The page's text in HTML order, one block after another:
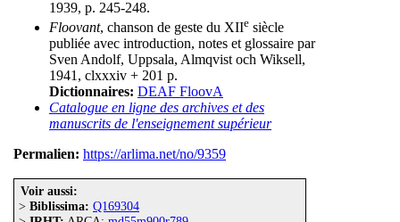
1939, p. 245-248.
Floovant, chanson de geste du XIIe siècle
publiée avec introduction, notes et glossaire par
Sven Andolf, Uppsala, Almqvist och Wiksell,
1941, clxxxiv + 201 p.
Dictionnaires: DEAF FloovA
Catalogue en ligne des archives et des
manuscrits de l'enseignement supérieur
Permalien: https://arlima.net/no/9359
Voir aussi:
> Biblissima: Q169304